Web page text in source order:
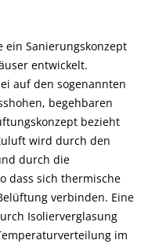
ein Sanierungskonzept
entwickelt.
auf den sogenannten
begehbaren
bezieht
wird durch den
durch die
dass sich thermische
verbinden. Eine
Isolierverglasung
im